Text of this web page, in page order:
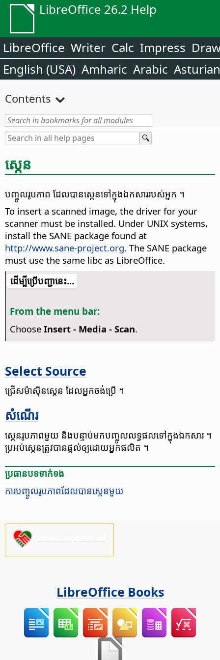
LibreOffice 26.2 Help
LibreOffice Writer Calc Impress
English (USA) Amharic Arabic Asturian
Contents
​ស្កេន​
បញ្ចូល​រូប​ភាព ​ដែល​បាន​ស្កេន​ទៅ​ក្នុង​ឯកសារ​របស់​អ្នក​ ។
To insert a scanned image, the driver for your
scanner must be installed. Under UNIX systems,
install the SANE package found at
http://www.sane-project.org. The SANE package
must use the same libc as LibreOffice.
​​ដើម្បី​ប្រើ​​បញ្ជា​នេះ...
From the menu bar:
Choose Insert - Media - Scan.
Select Source
ជ្រើស​ម៉ាស៊ីន​​ស្កេន​ ដែល​អ្នក​ចង់​ប្រើ ។
សំណើរ
ស្កេន​រូបភាព​មួយ​ និង​បន្ទាប់​មក​បញ្ចូល​លទ្ធផល​ទៅក្នុង​ឯកសារ​ ។
ប្រអប់​ស្កេន​ត្រូវ​បាន​ផ្តល់​​​ឲ្យ​ដោយ​អ្នក​ផលិត​​​​​​ ។​
ប្រធានបទ​ទាក់ទង
ការ​បញ្ចូល​រូបភាព​ដែល​បាន​​ស្កេន​មួយ
LibreOffice Books